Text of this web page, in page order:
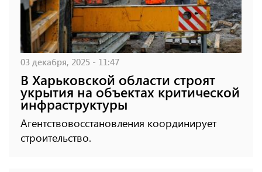
03 декабря, 2025 - 11:47
В Харьковской области строят
укрытия на объектах критической
инфраструктуры
Агентствовосстановления координирует
строительство.